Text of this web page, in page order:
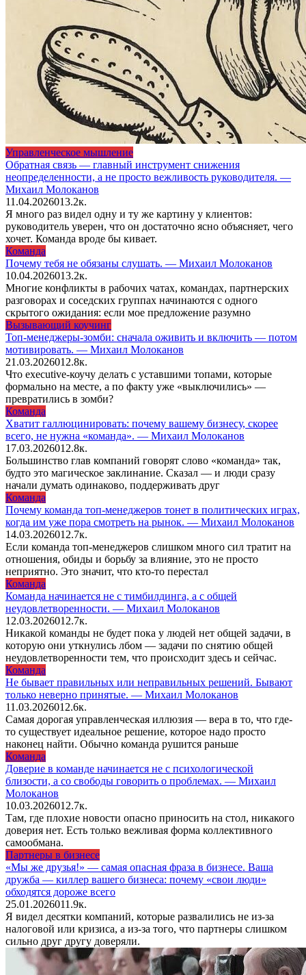
Управленческое мышление
Обратная связь — главный инструмент снижения
неопределенности, а не просто вежливость руководителя. —
Михаил Молоканов
11.04.2026013.2к.
Я много раз видел одну и ту же картину у клиентов:
руководитель уверен, что он достаточно ясно объясняет, чего
хочет. Команда вроде бы кивает.
Команда
Почему тебя не обязаны слушать. — Михаил Молоканов
10.04.2026013.2к.
Многие конфликты в рабочих чатах, командах, партнерских
разговорах и соседских группах начинаются с одного
скрытого ожидания: если мое предложение разумно
Вызывающий коучинг
Топ-менеджеры-зомби: сначала оживить и включить — потом
мотивировать. — Михаил Молоканов
21.03.2026012.8к.
Что executive-коучу делать с уставшими топами, которые
формально на месте, а по факту уже «выключились» —
превратились в зомби?
Команда
Хватит галлюцинировать: почему вашему бизнесу, скорее
всего, не нужна «команда». — Михаил Молоканов
17.03.2026012.8к.
Большинство глав компаний говорят слово «команда» так,
будто это магическое заклинание. Сказал — и люди сразу
начали думать одинаково, поддерживать друг
Команда
Почему команда топ-менеджеров тонет в политических играх,
когда им уже пора смотреть на рынок. — Михаил Молоканов
14.03.2026012.7к.
Если команда топ-менеджеров слишком много сил тратит на
отношения, обиды и борьбу за влияние, это не просто
неприятно. Это значит, что кто-то перестал
Команда
Команда начинается не с тимбилдинга, а с общей
неудовлетворенности. — Михаил Молоканов
12.03.2026012.7к.
Никакой команды не будет пока у людей нет общей задачи, в
которую они уткнулись лбом — задачи по снятию общей
неудовлетворенности тем, что происходит здесь и сейчас.
Команда
Не бывает правильных или неправильных решений. Бывают
только неверно принятые. — Михаил Молоканов
11.03.2026012.6к.
Самая дорогая управленческая иллюзия — вера в то, что где-
то существует идеальное решение, которое надо просто
наконец найти. Обычно команда рушится раньше
Команда
Доверие в команде начинается не с психологической
близости, а со свободы говорить о проблемах. — Михаил
Молоканов
10.03.2026012.7к.
Там, где плохие новости опасно приносить на стол, никакого
доверия нет. Есть только вежливая форма коллективного
самообмана.
Партнеры в бизнесе
«Мы же друзья!» — самая опасная фраза в бизнесе. Ваша
дружба — киллер вашего бизнеса: почему «свои люди»
обходятся дороже всего
25.01.2026011.9к.
Я видел десятки компаний, которые развалились не из-за
налоговой или кризиса, а из-за того, что партнеры слишком
сильно друг другу доверяли.